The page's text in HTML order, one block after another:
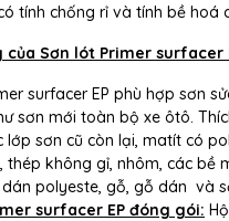
tính chống rỉ và tính bề hoá
của Sơn lót Primer surfacer
surfacer EP phù hợp sơn
sơn mới toàn bộ xe ôtô.
lớp sơn cũ còn lại, matít có
thép không gỉ, nhôm, các bề
polyeste, gỗ, gỗ dán và
surfacer EP đóng gói: